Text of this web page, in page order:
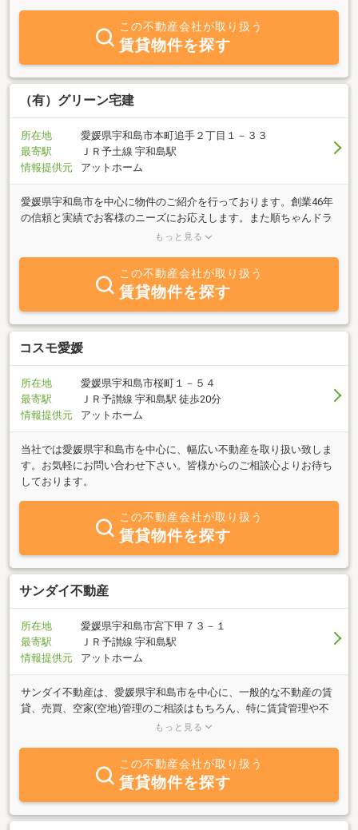
この不動産会社が取り扱う
賃貸物件を探す
（有）グリーン宅建
所在地
愛媛県宇和島市本町追手２丁目１－３３
最寄駅
ＪＲ予土線 宇和島駅
情報提供元
アットホーム
愛媛県宇和島市を中心に物件のご紹介を行っております。創業46年
の信頼と実績でお客様のニーズにお応えします。また順ちゃんドラ
イという、クリーニングと両立してしていました。知っている方も
方がインターネットから不動産情報を取得しています。インターネ
ットでの情報発信を主に営業活動してます。ホームページはもちろ
ん、Instagram。公式ラインからでもメッセージをいただければすぐ
に対応します。不動産を購入、売りたいなどありましたらお気軽に
ご相談ください。不要になった不動産の見積もり、現金買取サービ
スも行っております。お気軽にお問合せ、ご来店ください。皆様の
もっと見る
この不動産会社が取り扱う
賃貸物件を探す
コスモ愛媛
所在地
愛媛県宇和島市桜町１－５４
最寄駅
ＪＲ予讃線 宇和島駅 徒歩20分
情報提供元
アットホーム
当社では愛媛県宇和島市を中心に、幅広い不動産を取り扱い致しま
す。お気軽にお問い合わせ下さい。皆様からのご相談心よりお待ち
しております。
この不動産会社が取り扱う
賃貸物件を探す
サンダイ不動産
所在地
愛媛県宇和島市宮下甲７３－１
最寄駅
ＪＲ予讃線 宇和島駅
情報提供元
アットホーム
サンダイ不動産は、愛媛県宇和島市を中心に、一般的な不動産の賃
貸、売買、空家(空地)管理のご相談はもちろん、特に賃貸管理や不
動産投資に関わる収益物件のご相談・依頼を多く受けております。
等により、お客様を始め、地元オーナー様、投資家様にも定評をい
ただいております。管理については、委託の取り決め範囲・内容の
柔軟さはもちろん、所有者様にダイジェストで物件の状況を把握い
ただける、専用ページ等もサイトで作成しております。お客様、オ
ーナー様、そして弊社という3者全員が良き関係を築けるように
もっと見る
この不動産会社が取り扱う
賃貸物件を探す